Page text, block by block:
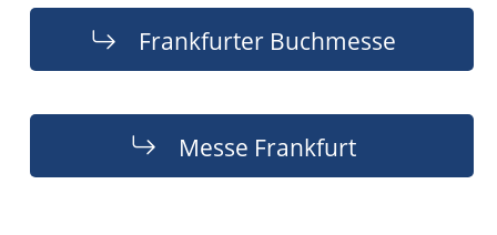
Frankfurter Buchmesse
Messe Frankfurt